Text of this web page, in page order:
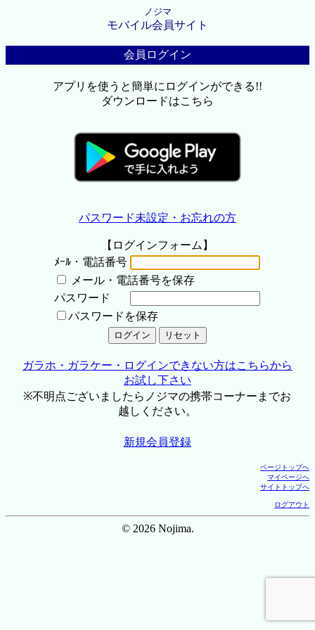
ノジマ
モバイル会員サイト
会員ログイン
アプリを使うと簡単にログインができる!!
ダウンロードはこちら
パスワード未設定・お忘れの方
【ログインフォーム】
ﾒｰﾙ・電話番号
メール・電話番号を保存
パスワード
パスワードを保存
ガラホ・ガラケー・ログインできない方はこちらから
お試し下さい
※不明点ございましたらノジマの携帯コーナーまでお
越しください。
新規会員登録
ページトップへ
マイページへ
サイトトップへ
ログアウト
© 2026 Nojima.